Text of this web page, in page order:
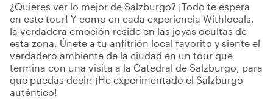
¿Quieres ver lo mejor de Salzburgo? ¡Todo te espera
en este tour! Y como en cada experiencia Withlocals,
la verdadera emoción reside en las joyas ocultas de
esta zona. Únete a tu anfitrión local favorito y siente el
verdadero ambiente de la ciudad en un tour que
termina con una visita a la Catedral de Salzburgo, para
que puedas decir: ¡He experimentado el Salzburgo
auténtico!